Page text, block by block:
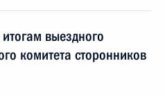
выездного
комитета сторонников